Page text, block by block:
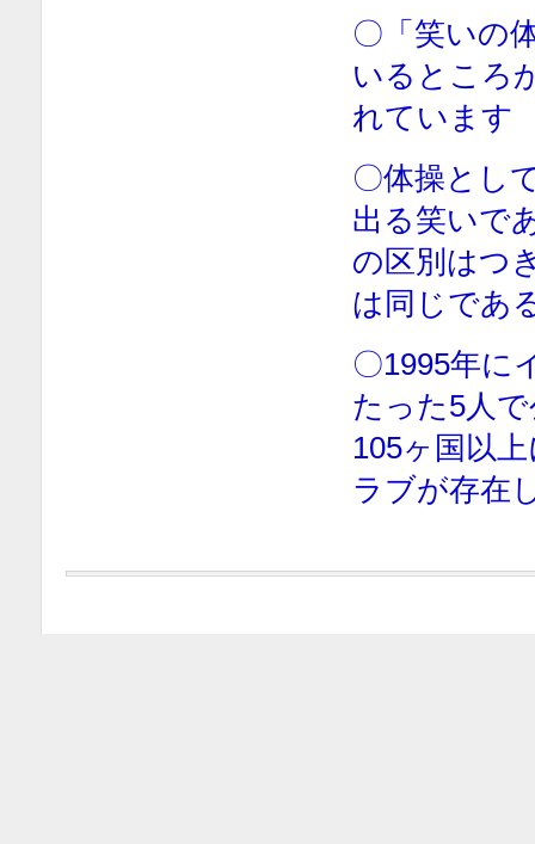
〇「笑いの
いるところ
れています
〇体操とし
出る笑いで
の区別はつ
は同じであ
〇1995年に
たった5人
105ヶ国以
ラブが存在